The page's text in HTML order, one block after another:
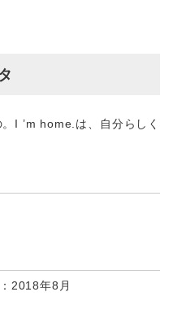
I ’m home.は、自分らしく
2018年8月